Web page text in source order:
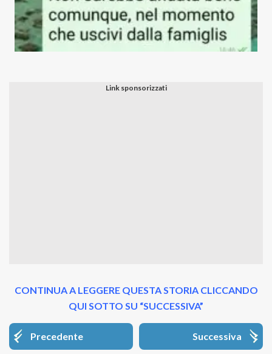
CONTINUA A LEGGERE QUESTA STORIA CLICCANDO
QUI SOTTO SU “SUCCESSIVA”
Precedente Successiva